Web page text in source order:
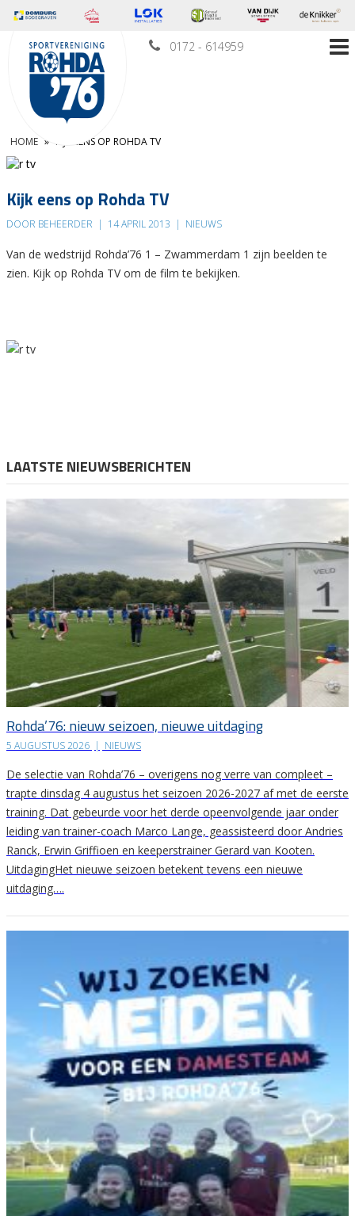
0172 - 614959
HOME » KIJK EENS OP ROHDA TV
Kijk eens op Rohda TV
DOOR BEHEERDER | 14 APRIL 2013 | NIEUWS
Van de wedstrijd Rohda’76 1 – Zwammerdam 1 zijn beelden te
zien. Kijk op Rohda TV om de film te bekijken.
LAATSTE NIEUWSBERICHTEN
Rohda’76: nieuw seizoen, nieuwe uitdaging
5 AUGUSTUS 2026 | NIEUWS
De selectie van Rohda’76 – overigens nog verre van compleet –
trapte dinsdag 4 augustus het seizoen 2026-2027 af met de eerste
training. Dat gebeurde voor het derde opeenvolgende jaar onder
leiding van trainer-coach Marco Lange, geassisteerd door Andries
Ranck, Erwin Griffioen en keeperstrainer Gerard van Kooten.
UitdagingHet nieuwe seizoen betekent tevens een nieuwe
uitdaging….